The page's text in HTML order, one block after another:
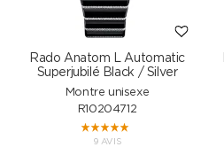
Rado Anatom L Automatic
Superjubilé Black / Silver
Montre unisexe
R10204712
9 AVIS